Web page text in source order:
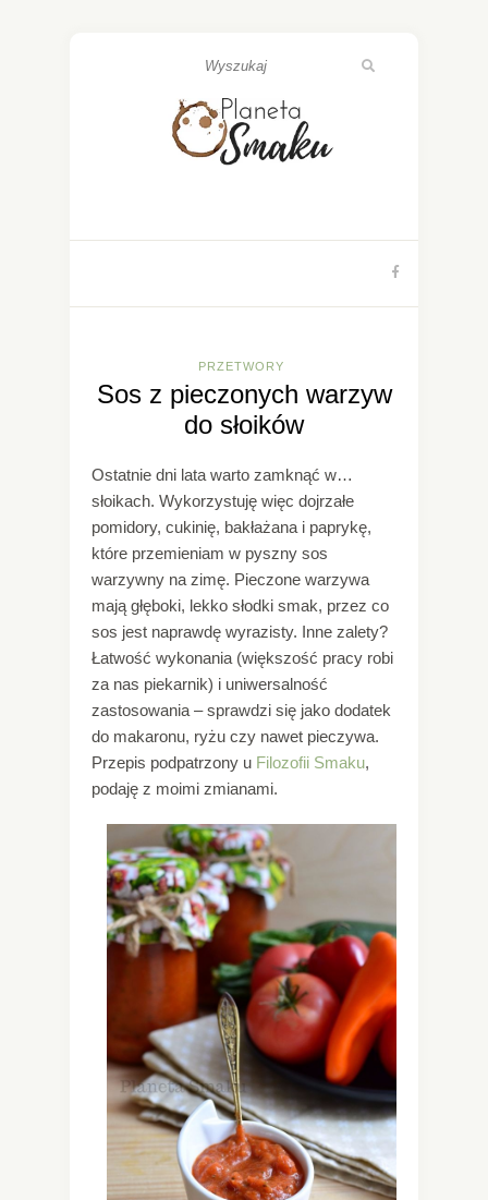
PRZETWORY
Sos z pieczonych warzyw
do słoików
Ostatnie dni lata warto zamknąć w…
słoikach. Wykorzystuję więc dojrzałe
pomidory, cukinię, bakłażana i paprykę,
które przemieniam w pyszny sos
warzywny na zimę. Pieczone warzywa
mają głęboki, lekko słodki smak, przez co
sos jest naprawdę wyrazisty. Inne zalety?
Łatwość wykonania (większość pracy robi
za nas piekarnik) i uniwersalność
zastosowania – sprawdzi się jako dodatek
do makaronu, ryżu czy nawet pieczywa.
Przepis podpatrzony u Filozofii Smaku,
podaję z moimi zmianami.